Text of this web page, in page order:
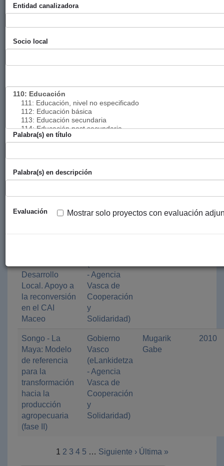
Entidad canalizadora
Socio local
Palabra(s) en título
Palabra(s) en descripción
Evaluación Mostrar solo proyectos con evaluación
disminuir su
exclusión
Solidaridad)
Promoción de
indígena de
Tajcuilujlan,
Nahuizalco, El
Salvador
Gobierno
Cooperación
y
Solidaridad)
Círculo
2009
Disminución de
en la Isla de
Gobierno
- Agencia
y
FISC 2010
Desarrollo
Local. Apoyo a
la reconversión
en el CAI
Maceo
- Agencia
Vasca de
Cooperación
y
Solidaridad)
Songo - La
Maya: Modelo
de referencia
para la
transformación
hacia la
producción
agropecuaria
(fase II)
Gobierno
Vasco
(eLankidetza
- Agencia
Vasca de
Cooperación
y
Solidaridad)
Mugarik
Gabe
2010
1 2 3 4 5 … Siguiente › Última »